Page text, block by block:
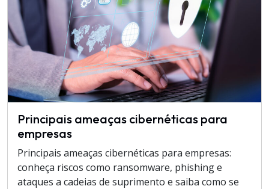
Principais ameaças cibernéticas para
empresas
Principais ameaças cibernéticas para empresas:
conheça riscos como ransomware, phishing e
ataques a cadeias de suprimento e saiba como se